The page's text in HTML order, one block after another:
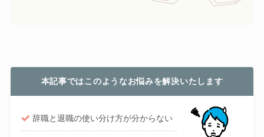
本記事ではこのようなお悩みを解決いたします
辞職と退職の使い分け方が分からない